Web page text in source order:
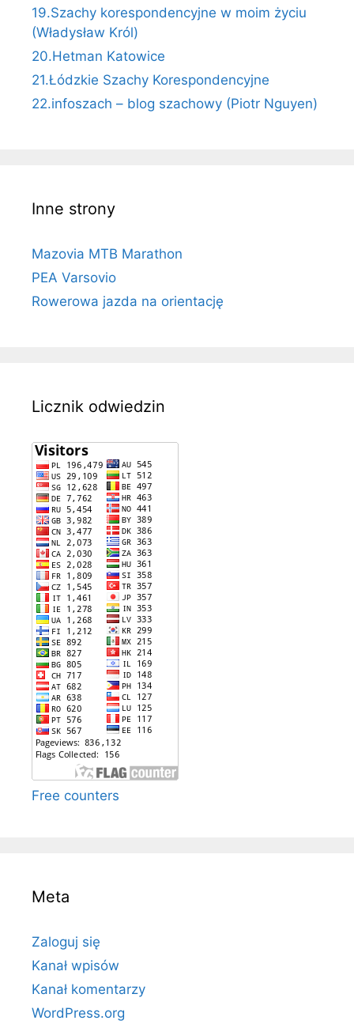
19.Szachy korespondencyjne w moim życiu
(Władysław Król)
20.Hetman Katowice
21.Łódzkie Szachy Korespondencyjne
22.infoszach – blog szachowy (Piotr Nguyen)
Inne strony
Mazovia MTB Marathon
PEA Varsovio
Rowerowa jazda na orientację
Licznik odwiedzin
Free counters
Meta
Zaloguj się
Kanał wpisów
Kanał komentarzy
WordPress.org